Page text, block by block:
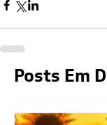
Posts Em